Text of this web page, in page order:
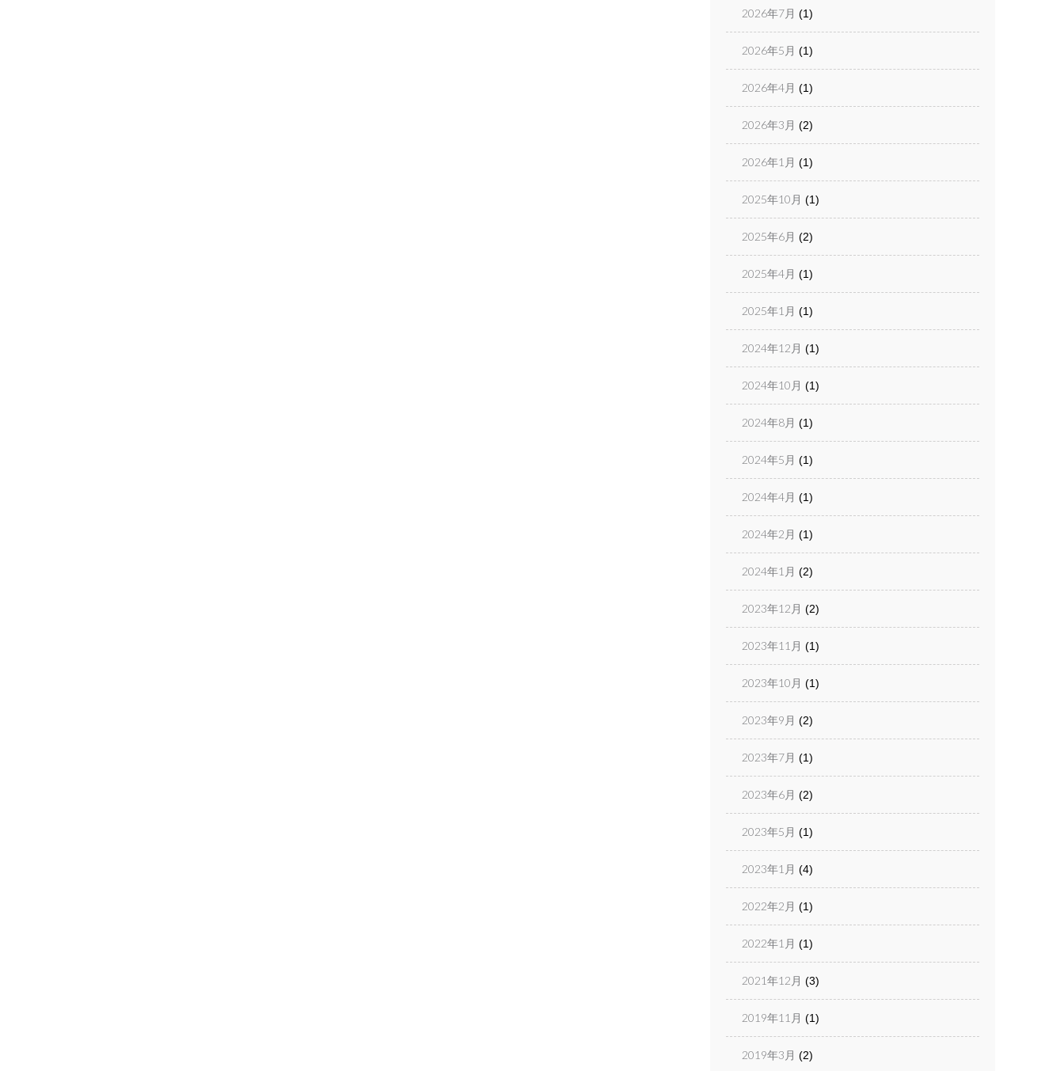
2026年7月 (1)
2026年5月 (1)
2026年4月 (1)
2026年3月 (2)
2026年1月 (1)
2025年10月 (1)
2025年6月 (2)
2025年4月 (1)
2025年1月 (1)
2024年12月 (1)
2024年10月 (1)
2024年8月 (1)
2024年5月 (1)
2024年4月 (1)
2024年2月 (1)
2024年1月 (2)
2023年12月 (2)
2023年11月 (1)
2023年10月 (1)
2023年9月 (2)
2023年7月 (1)
2023年6月 (2)
2023年5月 (1)
2023年1月 (4)
2022年2月 (1)
2022年1月 (1)
2021年12月 (3)
2019年11月 (1)
2019年3月 (2)